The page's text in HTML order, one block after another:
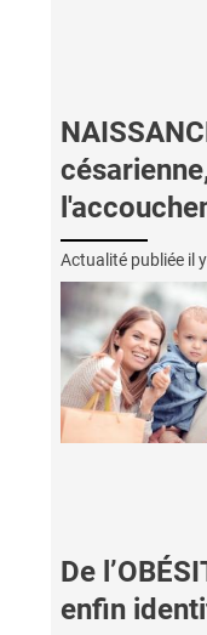
Actualité publiée il
De
enfin